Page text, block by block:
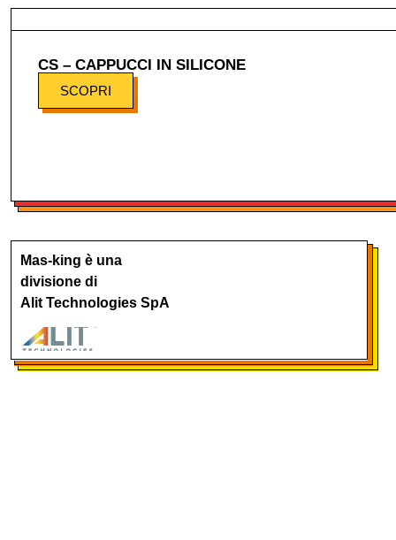
CS – CAPPUCCI IN SILICONE
SCOPRI
Mas-king è una
divisione di
Alit Technologies SpA